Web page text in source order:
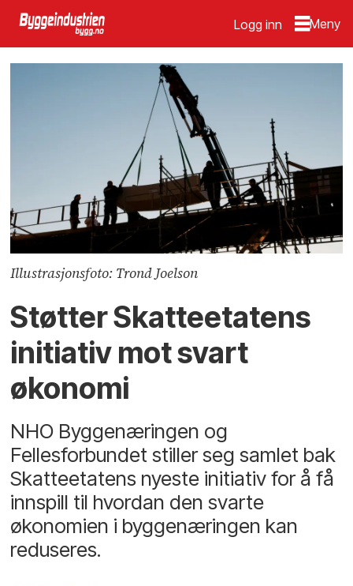
Logg inn
Illustrasjonsfoto: Trond Joelson
Støtter Skatteetatens
initiativ mot svart
økonomi
NHO Byggenæringen og
Fellesforbundet stiller seg samlet bak
Skatteetatens nyeste initiativ for å få
innspill til hvordan den svarte
økonomien i byggenæringen kan
reduseres.